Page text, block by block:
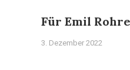
Für Emil
3. Dezember 2022